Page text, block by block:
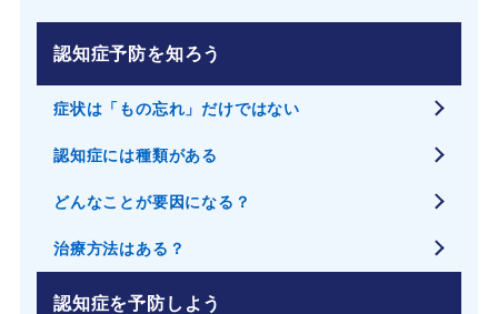
認知症予防を知ろう
症状は「もの忘れ」だけではない
認知症には種類がある
どんなことが要因になる？
治療方法はある？
認知症を予防しよう